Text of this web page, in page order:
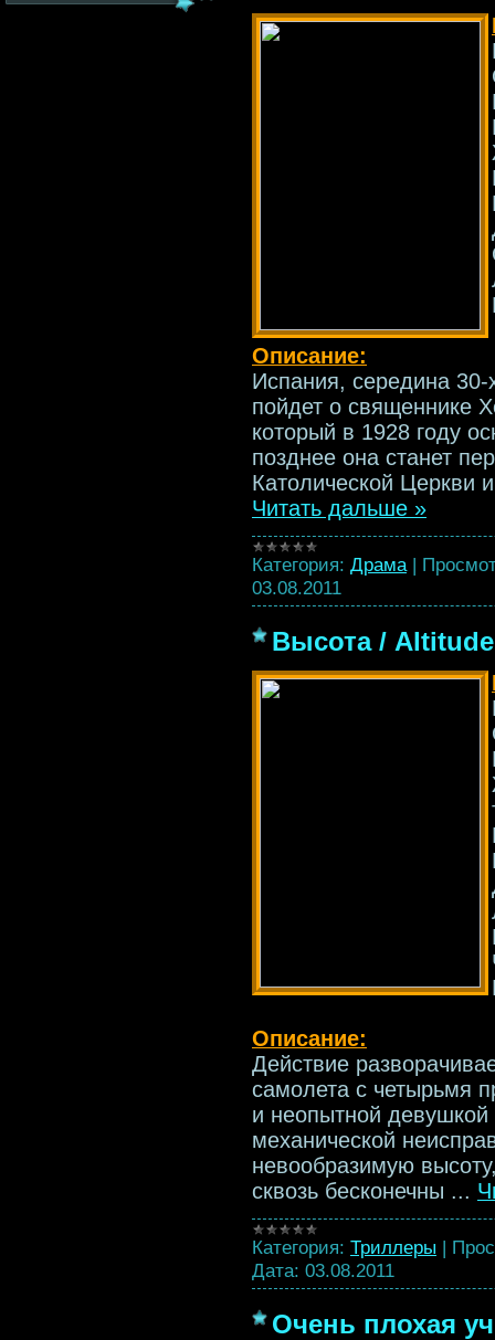
Описание:
Испания, середина
пойдет о священнике
который в 1928 году
позднее она станет
Католической Церкви
Читать дальше »
Категория: Драма |
03.08.2011
Высота / Altitude
Описание:
Действие
самолета с четырьмя
и неопытной
механической
невообразимую
сквозь бесконечны ...
Категория: Триллеры |
Дата: 03.08.2011
Очень плохая